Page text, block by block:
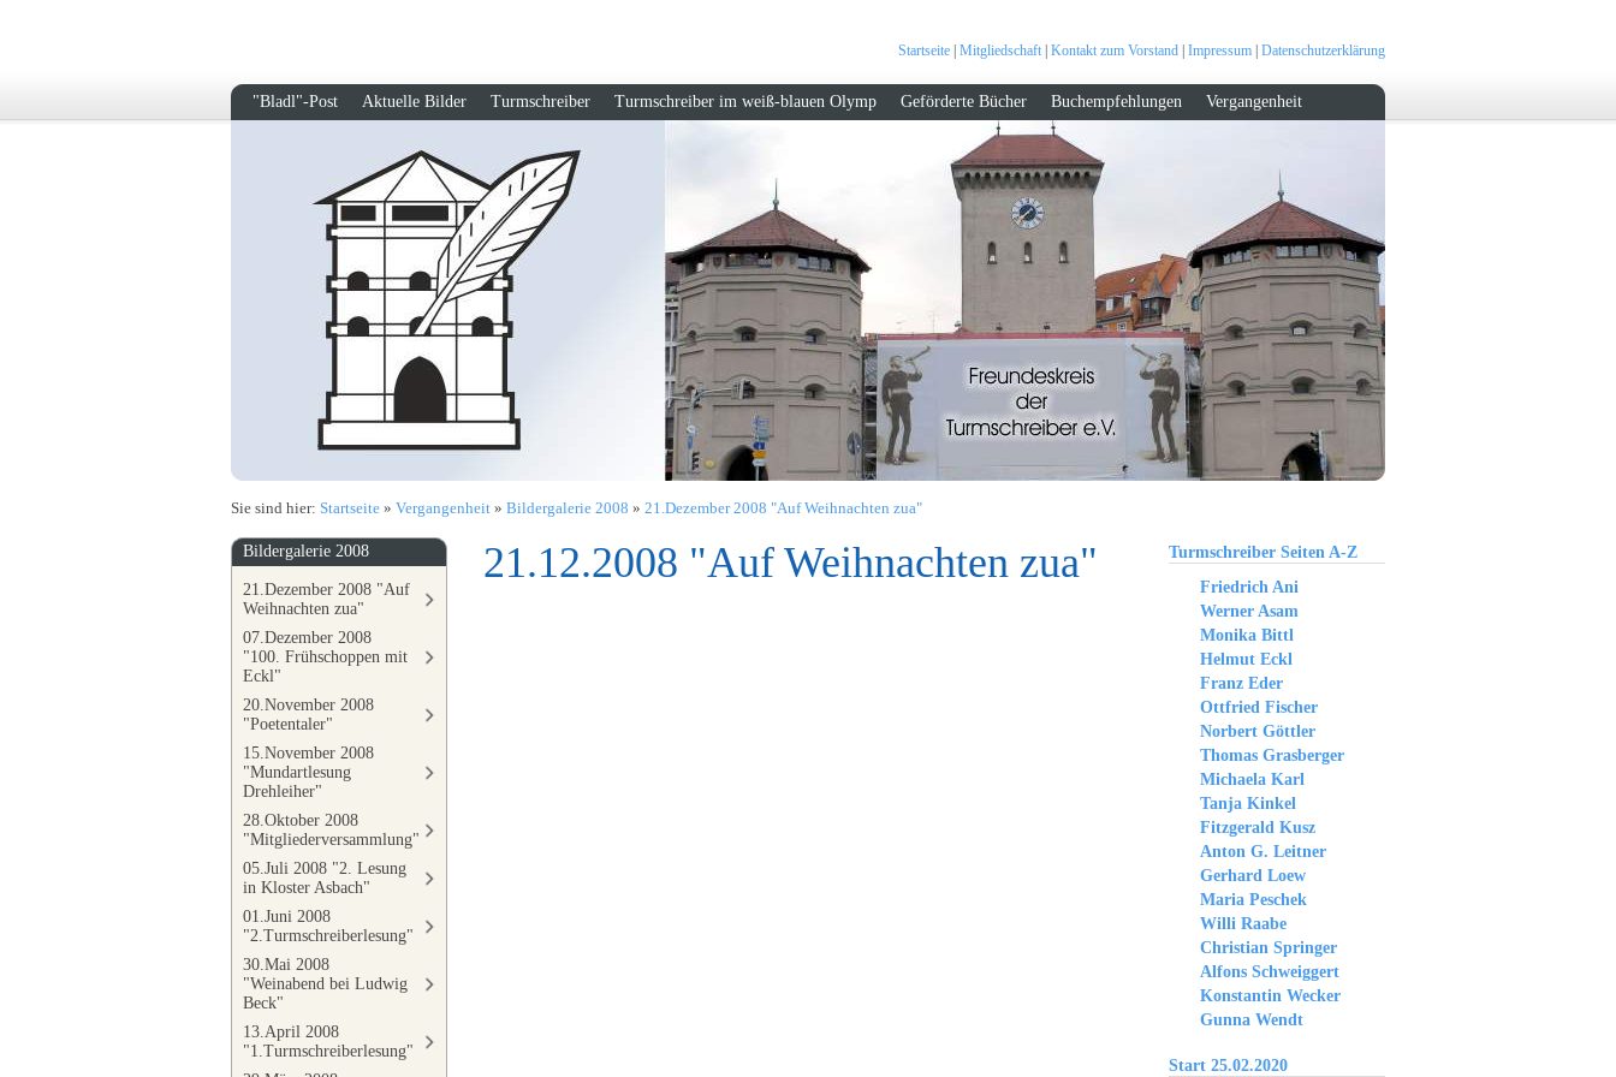
Startseite Mitgliedschaft Kontakt zum Vorstand Impressum Datenschutzerklärung
"Bladl"-Post Aktuelle Bilder Turmschreiber Turmschreiber im weiß-blauen Olymp Geförderte Bücher Buchempfehlungen Vergangenheit
Sie sind hier: Startseite » Vergangenheit » Bildergalerie 2008 » 21.Dezember 2008 "Auf Weihnachten zua"
Bildergalerie 2008
21.Dezember 2008 "Auf
Weihnachten zua"
07.Dezember 2008
"100. Frühschoppen mit
Eckl"
20.November 2008
"Poetentaler"
15.November 2008
"Mundartlesung
Drehleiher"
28.Oktober 2008
"Mitgliederversammlung"
05.Juli 2008 "2. Lesung
in Kloster Asbach"
01.Juni 2008
"2.Turmschreiberlesung"
30.Mai 2008
"Weinabend bei Ludwig
Beck"
13.April 2008
"1.Turmschreiberlesung"
21.12.2008 "Auf Weihnachten zua"
Turmschreiber Seiten A-Z
Friedrich Ani
Werner Asam
Monika Bittl
Helmut Eckl
Franz Eder
Ottfried Fischer
Norbert Göttler
Thomas Grasberger
Michaela Karl
Tanja Kinkel
Fitzgerald Kusz
Anton G. Leitner
Gerhard Loew
Maria Peschek
Willi Raabe
Christian Springer
Alfons Schweiggert
Konstantin Wecker
Gunna Wendt
Start 25.02.2020